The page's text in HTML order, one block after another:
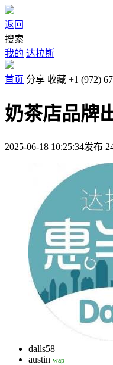
返回
搜索
我的 达拉斯
首页 分享 收藏 +1 (972)
奶茶店品牌
2025-06-18 10:25:34发布
dalls58
austin wap